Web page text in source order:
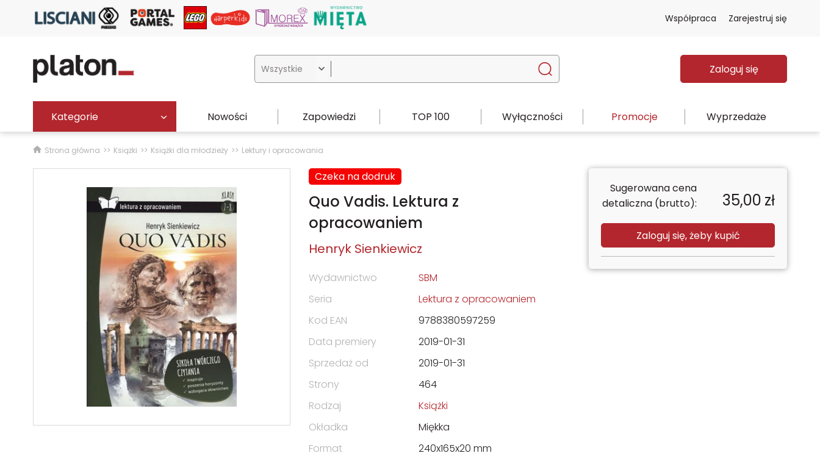
Współpraca Zarejestruj się
 Zaloguj się
Kategorie Nowości Zapowiedzi TOP 100 Wyłączności Promocje Wyprzedaże
Strona główna Książki Książki dla młodzieży Lektury i opracowania
Czeka na dodruk
Quo Vadis. Lektura z
opracowaniem
Henryk Sienkiewicz
Wydawnictwo
SBM
Seria
Lektura z opracowaniem
Kod EAN
9788380597259
Data premiery
2019-01-31
Sprzedaż od
2019-01-31
Strony
464
Rodzaj
Książki
Okładka
Miękka
Format
240x165x20 mm
Sugerowana cena
detaliczna (brutto):
35,00 zł
Zaloguj się, żeby kupić